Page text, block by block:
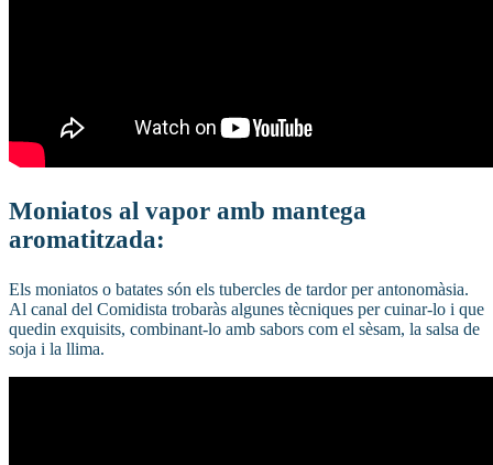
Moniatos al vapor amb mantega
aromatitzada:
Els moniatos o batates són els tubercles de tardor per antonomàsia.
Al canal del Comidista trobaràs algunes tècniques per cuinar-lo i que
quedin exquisits, combinant-lo amb sabors com el sèsam, la salsa de
soja i la llima.